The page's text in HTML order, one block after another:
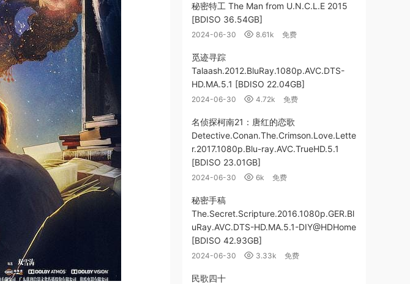
秘密特工 The Man from U.N.C.L.E 2015
[BDISO 36.54GB]
2024-06-30 8.61k 免费
觅迹寻踪
Talaash.2012.BluRay.1080p.AVC.DTS-
HD.MA.5.1 [BDISO 22.04GB]
2024-06-30 4.72k 免费
名侦探柯南21：唐红的恋歌
Detective.Conan.The.Crimson.Love.Lette
r.2017.1080p.Blu-ray.AVC.TrueHD.5.1
[BDISO 23.01GB]
2024-06-30 6k 免费
秘密手稿
The.Secret.Scripture.2016.1080p.GER.Bl
uRay.AVC.DTS-HD.MA.5.1-DIY@HDHome
[BDISO 42.93GB]
2024-06-30 3.33k 免费
民歌四十